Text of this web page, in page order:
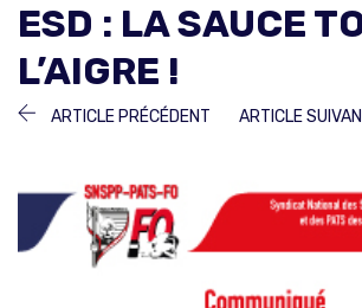
ESD : LA SAUCE
L’AIGRE !
NAVIGATION
L’ARTICLE
ARTICLE PRÉCÉDENT ARTICLE
ARTICLE